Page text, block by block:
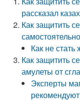
рассказал
Как защитить
Как не стать
Как защитить
амулеты от
Эксперты